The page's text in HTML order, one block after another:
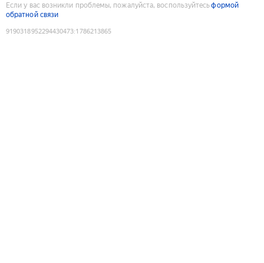
Если у вас возникли проблемы, пожалуйста, воспользуйтесьформой
обратной связи
9190318952294430473:1786213865